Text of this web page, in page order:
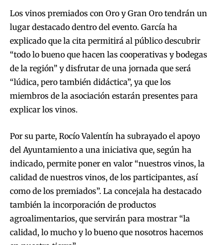
Los vinos premiados con Oro y Gran Oro tendrán un
lugar destacado dentro del evento. García ha
explicado que la cita permitirá al público descubrir
“todo lo bueno que hacen las cooperativas y bodegas
de la región” y disfrutar de una jornada que será
“lúdica, pero también didáctica”, ya que los
miembros de la asociación estarán presentes para
explicar los vinos.
Por su parte, Rocío Valentín ha subrayado el apoyo
del Ayuntamiento a una iniciativa que, según ha
indicado, permite poner en valor “nuestros vinos, la
calidad de nuestros vinos, de los participantes, así
como de los premiados”. La concejala ha destacado
también la incorporación de productos
agroalimentarios, que servirán para mostrar “la
calidad, lo mucho y lo bueno que nosotros hacemos